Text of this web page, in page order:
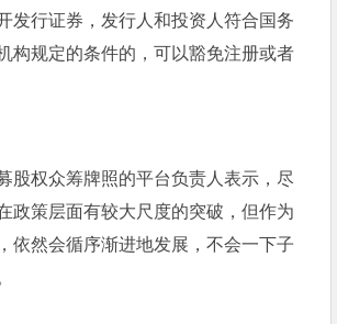
发行证券，发行人和投资人符合国务
构规定的条件的，可以豁免注册或者
股权众筹牌照的平台负责人表示，尽
政策层面有较大尺度的突破，但作为
依然会循序渐进地发展，不会一下子